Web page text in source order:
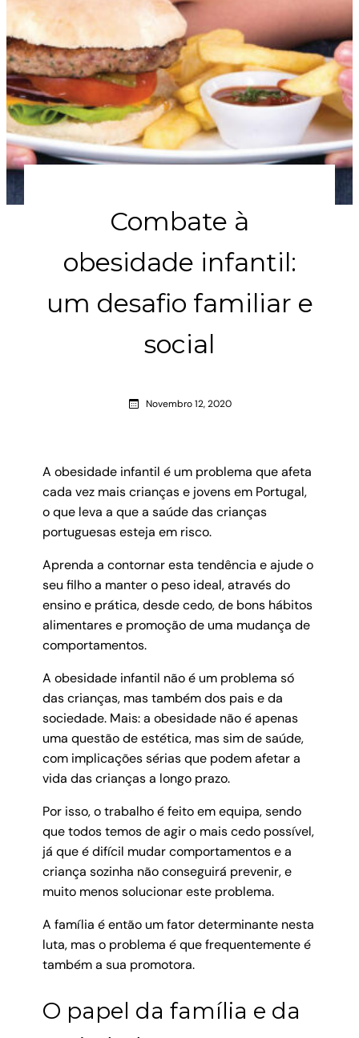
Combate à
obesidade infantil:
um desafio familiar e
social
Novembro 12, 2020
A obesidade infantil é um problema que afeta
cada vez mais crianças e jovens em Portugal,
o que leva a que a saúde das crianças
portuguesas esteja em risco.
Aprenda a contornar esta tendência e ajude o
seu filho a manter o peso ideal, através do
ensino e prática, desde cedo, de bons hábitos
alimentares e promoção de uma mudança de
comportamentos.
A obesidade infantil não é um problema só
das crianças, mas também dos pais e da
sociedade. Mais: a obesidade não é apenas
uma questão de estética, mas sim de saúde,
com implicações sérias que podem afetar a
vida das crianças a longo prazo.
Por isso, o trabalho é feito em equipa, sendo
que todos temos de agir o mais cedo possível,
já que é difícil mudar comportamentos e a
criança sozinha não conseguirá prevenir, e
muito menos solucionar este problema.
A família é então um fator determinante nesta
luta, mas o problema é que frequentemente é
também a sua promotora.
O papel da família e da